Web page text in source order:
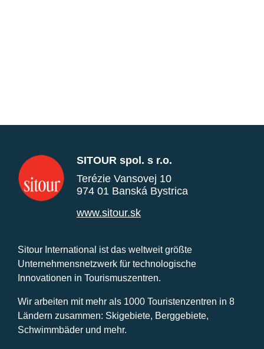
SITOUR spol. s r.o.
Terézie Vansovej 10
974 01 Banská Bystrica
www.sitour.sk
Sitour International ist das weltweit größte
Unternehmensnetzwerk für technologische
Innovationen in Tourismuszentren.
Wir arbeiten mit mehr als 1000 Touristenzentren in 8
Ländern zusammen: Skigebiete, Berggebiete,
Schwimmbäder und mehr.